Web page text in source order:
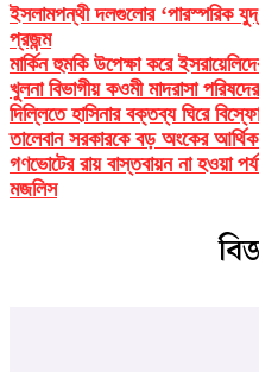
ইসলামপন্থী দলগুলোর ‘পারস্পরিক
প্রজন্ম
মার্কিন হুমকি উপেক্ষা করে
খুলনা বিভাগীয় কওমী মাদরাসা
দিল্লিতে হাসিনার বক্তব্য ঘিরে
তালেবান সরকারকে বড় অংকের
গণভোটের রায় বাস্তবায়ন না হওয়া
মজলিস